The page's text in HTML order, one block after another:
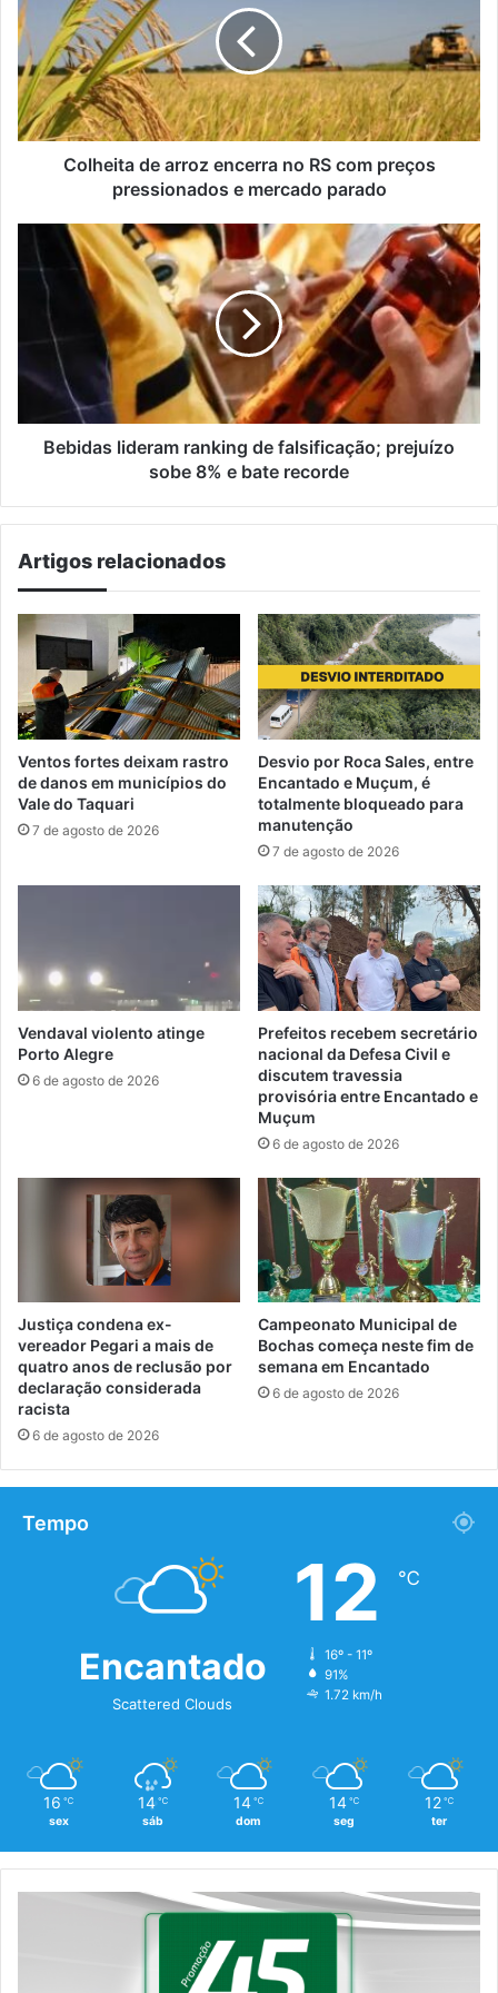
encerra
no
RS
com
preços
pressionados
Colheita de arroz encerra no RS com preços
pressionados e mercado parado
Bebidas
lideram
ranking
falsificação;
prejuízo
sobe
e
bateBebidas lideram ranking de falsificação; prejuízo
sobe 8% e bate recorde
Artigos relacionados
Ventos fortes deixam rastro
de danos em municípios do
Vale do Taquari
7 de agosto de 2026
Desvio por Roca Sales, entre
Encantado e Muçum, é
totalmente bloqueado para
manutenção
7 de agosto de 2026
Vendaval violento atinge
Porto Alegre
6 de agosto de 2026
Prefeitos recebem secretário
nacional da Defesa Civil e
discutem travessia
provisória entre Encantado e
Muçum
6 de agosto de 2026
Justiça condena ex-
vereador Pegari a mais de
quatro anos de reclusão por
declaração considerada
racista
6 de agosto de 2026
Campeonato Municipal de
Bochas começa neste fim de
semana em Encantado
6 de agosto de 2026
Tempo
Encantado
Scattered Clouds
12 ℃
16º - 11º
91%
1.72 km/h
16 ℃
sex
14 ℃
sáb
14 ℃
dom
14 ℃
seg
12 ℃
ter